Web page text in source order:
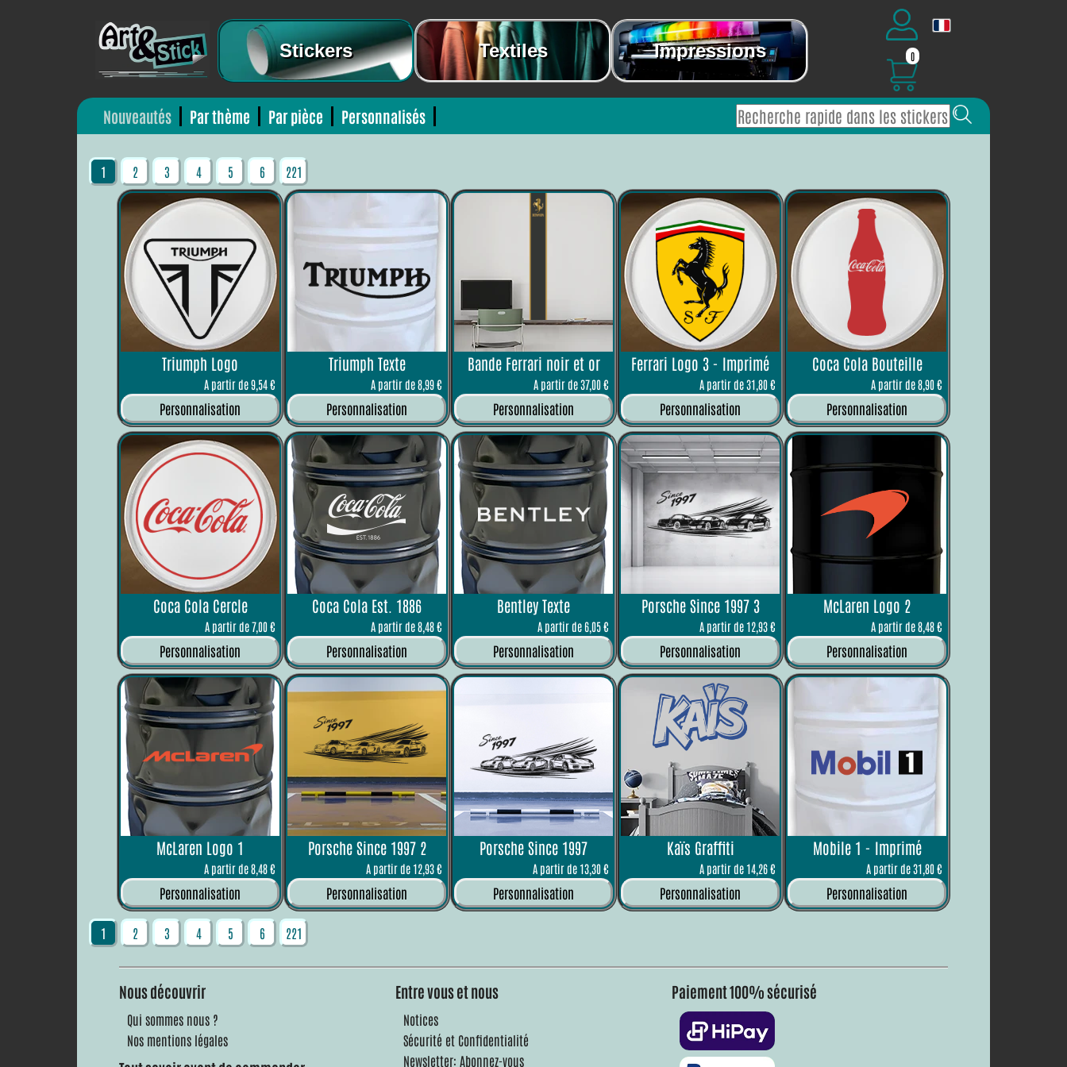
Stickers Textiles Impressions 0
Nouveautés Par thème Par pièce Personnalisés
1 2 3 4 5 6 221
Triumph Logo
A partir de 9,54 €
Personnalisation
Triumph Texte
A partir de 8,99 €
Personnalisation
Bande Ferrari noir et or
A partir de 37,00 €
Personnalisation
Ferrari Logo 3 - Imprimé
A partir de 31,80 €
Personnalisation
Coca Cola Bouteille
A partir de 8,90 €
Personnalisation
Coca Cola Cercle
A partir de 7,00 €
Personnalisation
Coca Cola Est. 1886
A partir de 8,48 €
Personnalisation
Bentley Texte
A partir de 6,05 €
Personnalisation
Porsche Since 1997 3
A partir de 12,93 €
Personnalisation
McLaren Logo 2
A partir de 8,48 €
Personnalisation
McLaren Logo 1
A partir de 8,48 €
Personnalisation
Porsche Since 1997 2
A partir de 12,93 €
Personnalisation
Porsche Since 1997
A partir de 13,30 €
Personnalisation
Kaïs Graffiti
A partir de 14,26 €
Personnalisation
Mobile 1 - Imprimé
A partir de 31,80 €
Personnalisation
1 2 3 4 5 6 221
Nous découvrir
Qui sommes nous ?
Nos mentions légales
Entre vous et nous
Notices
Sécurité et Confidentialité
Newsletter: Abonnez-vous
Paiement 100% sécurisé